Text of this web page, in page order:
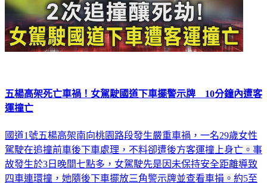
五楊高架死亡車禍！女駕駛國道下車擺警示牌 10分鐘內遭客
運撞亡
國道1號五楊高架南向桃園路段發生嚴重車禍，一名29歲女性
駕駛在追撞前車後下車處理，不料卻遭後方客運撞上身亡。事
故發生於3日晚間七點多，女駕駛先是因未保持安全距離導致
四車連環撞，她隨後下車擺放三角警示牌並查看車損。約5至